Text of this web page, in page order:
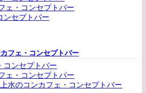
ェ・コンセプトバー
ンセプトバー
フェ・コンセプトバー
コンセプトバー
ェ・コンセプトバー
水のコンカフェ・コンセプトバー